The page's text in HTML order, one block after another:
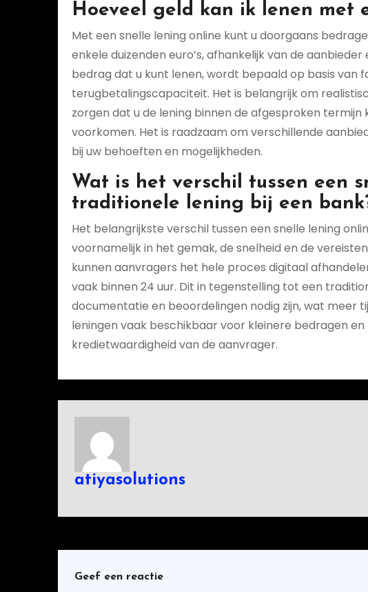
Hoeveel geld kan ik lenen met
Met een snelle lening online kunt u doorgaans
enkele duizenden euro’s, afhankelijk van de
bedrag dat u kunt lenen, wordt bepaald op basis van
terugbetalingscapaciteit. Het is belangrijk om
zorgen dat u de lening binnen de afgesproken
voorkomen. Het is raadzaam om verschillende
bij uw behoeften en mogelijkheden.
Wat is het verschil tussen een
traditionele lening bij een
Het belangrijkste verschil tussen een snelle lening
voornamelijk in het gemak, de snelheid en de
kunnen aanvragers het hele proces digitaal
vaak binnen 24 uur. Dit in tegenstelling tot een
documentatie en beoordelingen nodig zijn, wat meer
leningen vaak beschikbaar voor kleinere bedragen
kredietwaardigheid van de aanvrager.
atiyasolutions
Geef een reactie